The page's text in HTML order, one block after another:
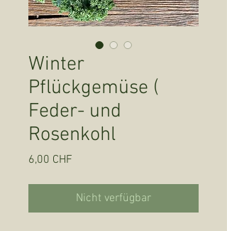
Winter
Pflückgemüse (
Feder- und
Rosenkohl
6,00 CHF
Nicht verfügbar